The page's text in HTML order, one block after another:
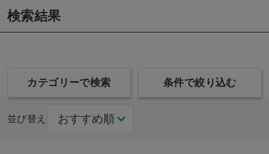
検索結果
カテゴリーで検索 条件で絞り込む
並び替え